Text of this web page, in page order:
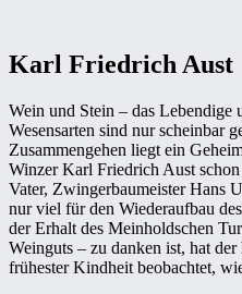
Karl Friedrich Aust
Wein und Stein – das Lebendige
Wesensarten sind nur scheinbar
Zusammengehen liegt ein
Winzer Karl Friedrich Aust
Vater, Zwingerbaumeister Hans
nur viel für den Wiederaufbau
der Erhalt des Meinholdschen
Weinguts – zu danken ist, hat
frühester Kindheit beobachtet,